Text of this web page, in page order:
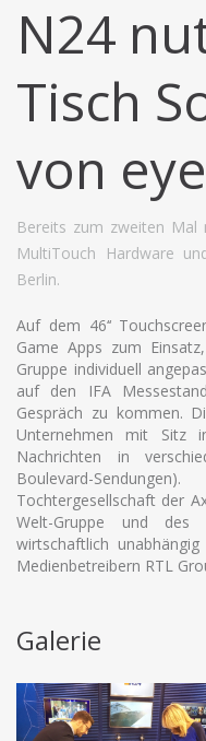
N24
Tisch
von
Bereits zum zweiten Mal
MultiTouch Hardware
Berlin.
Auf dem 46‘‘
Game Apps zum
Gruppe individuell
auf den IFA
Gespräch zu kommen.
Unternehmen mit Sitz
Nachrichten in
Boulevard-
Tochtergesellschaft der
Welt-Gruppe und des
wirtschaftlich
Medienbetreibern RTL
Galerie